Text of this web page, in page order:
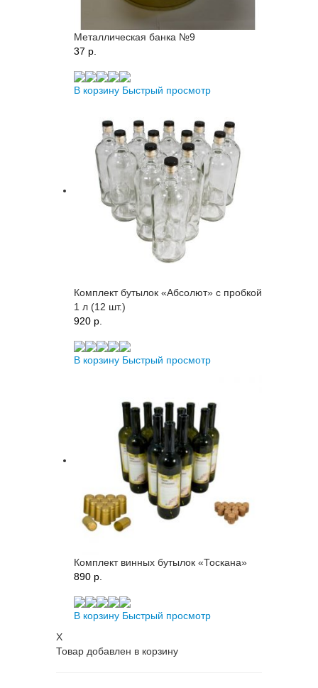
Металлическая банка №9
37 p.
В корзину Быстрый просмотр
Комплект бутылок «Абсолют» с пробкой
1 л (12 шт.)
920 p.
В корзину Быстрый просмотр
Комплект винных бутылок «Тоскана»
890 p.
В корзину Быстрый просмотр
X
Товар добавлен в корзину